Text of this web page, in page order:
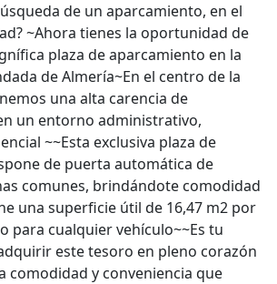
de un aparcamiento, en el
~Ahora tienes la oportunidad de
plaza de aparcamiento en la
de Almería~En el centro de la
una alta carencia de
un entorno administrativo,
~~Esta exclusiva plaza de
de puerta automática de
comunes, brindándote comodidad
una superficie útil de 16,47 m2 por
para cualquier vehículo~~Es tu
este tesoro en pleno corazón
comodidad y conveniencia que